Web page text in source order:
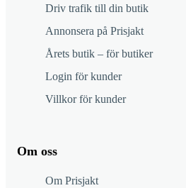
Driv trafik till din butik
Annonsera på Prisjakt
Årets butik – för butiker
Login för kunder
Villkor för kunder
Om oss
Om Prisjakt